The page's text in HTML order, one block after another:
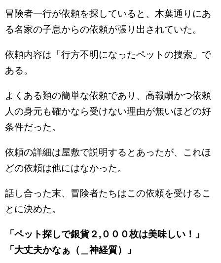
冒険者一行が依頼を探していると、木葉通りにあ
る名家の子息からの依頼が張り出されていた。
依頼内容は「行方不明になったペットの捜索」で
ある。
よくある類の簡単な依頼であり、高報酬かつ依頼
人の身元も確かなら受けない理由が無いほどの好
条件だった。
依頼の詳細は屋敷で説明するとあったが、これほ
どの依頼は他にはなかった。
話し合った末、冒険者たちはこの依頼を受けるこ
とに決めた。
「ペット探しで銀貨２,０００枚は美味しい！」
「大丈夫かなぁ（＿神経質）」